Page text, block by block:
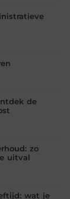
de
zo
uitval
wat je